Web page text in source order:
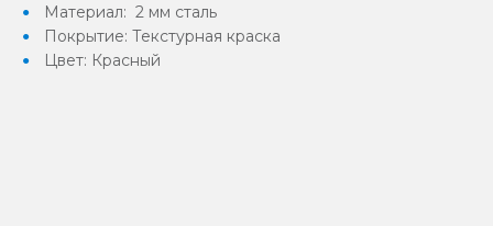
Материал: 2 мм сталь
Покрытие: Текстурная краска
Цвет: Красный